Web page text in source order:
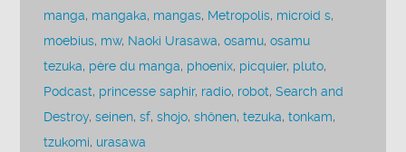
manga, mangaka, mangas, Metropolis, microid s,
moebius, mw, Naoki Urasawa,osamu,osamu
tezuka, père du manga, phoenix, picquier, pluto,
Podcast, princesse saphir, radio, robot,Search and
Destroy,seinen,sf,shojo,shônen,tezuka,tonkam,
tzukomi, urasawa